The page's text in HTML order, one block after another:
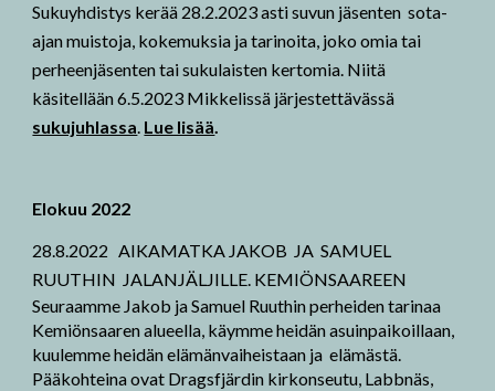
Sukuyhdistys kerää 28.2.2023 asti suvun jäsenten sota-
ajan muistoja, kokemuksia ja tarinoita, joko omia tai
perheenjäsenten tai sukulaisten kertomia. Niitä
käsitellään 6.5.2023 Mikkelissä järjestettävässä
sukujuhlassa. Lue lisää.
Elokuu 2022
28.8.2022AIKAMATKA JAKOB JA SAMUEL
RUUTHIN JALANJÄLJILLE. KEMIÖNSAAREEN
Seuraamme Jakob ja Samuel Ruuthin perheiden tarinaa
Kemiönsaaren alueella, käymme heidän asuinpaikoillaan,
kuulemme heidän elämänvaiheistaan ja elämästä.
Pääkohteina ovat Dragsfjärdin kirkonseutu, Labbnäs,